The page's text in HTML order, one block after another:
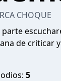
CHOQUE
de criticar
5